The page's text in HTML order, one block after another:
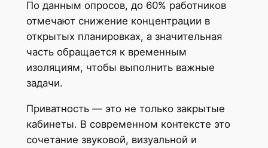
По данным опросов, до 60% работников
отмечают снижение концентрации в
открытых планировках, а значительная
часть обращается к временным
изоляциям, чтобы выполнить важные
задачи.
Приватность — это не только закрытые
кабинеты. В современном контексте это
сочетание звуковой, визуальной и